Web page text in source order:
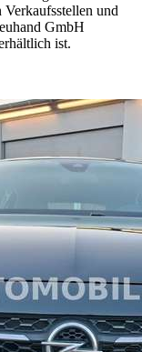
Verkaufsstellen und
GmbH
ist.